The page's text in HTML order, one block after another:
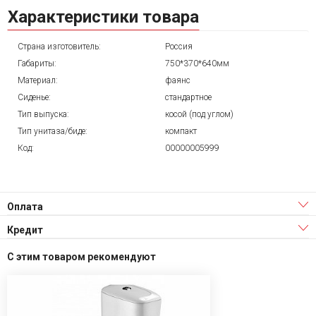
Характеристики товара
Страна изготовитель:
Россия
Габариты:
750*370*640мм
Материал:
фаянс
Сиденье:
стандартное
Тип выпуска:
косой (под углом)
Тип унитаза/биде:
компакт
Код:
00000005999
Оплата
Кредит
С этим товаром рекомендуют